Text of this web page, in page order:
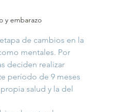
y embarazo
de cambios en la
mentales. Por
deciden realizar
período de 9 meses
salud y la del